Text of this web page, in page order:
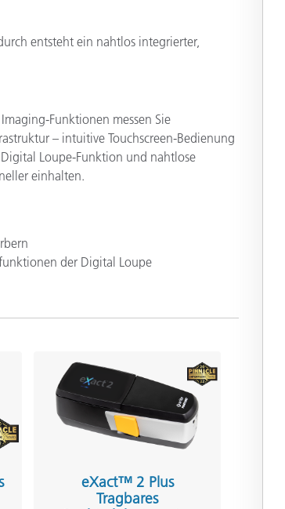
Baumaterialien
entsteht ein nahtlos integrierter,
Funktionen messen Sie
– intuitive Touchscreen-Bedienung
Loupe-Funktion und nahtlose
einhalten.
der Digital Loupe
eXact™ 2 Plus
Tragbares